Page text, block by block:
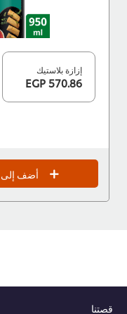
إزازة بلاستيك
570.86 EGP
أضف إلى
قصتنا